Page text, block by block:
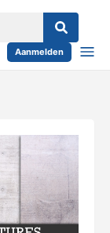
Aanmelden